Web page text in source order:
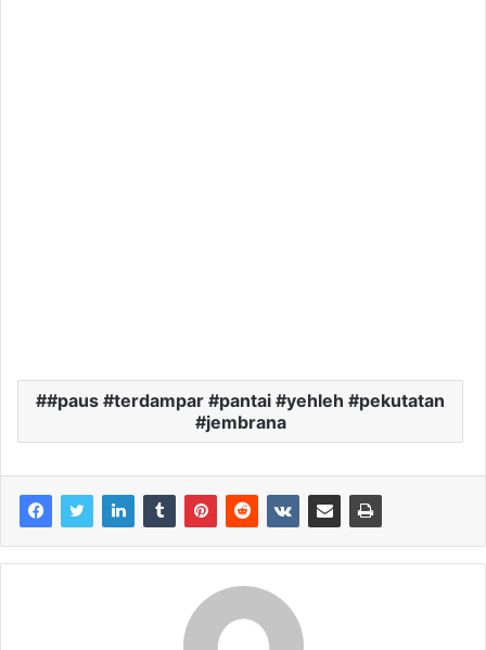
#paus #terdampar #pantai #yehleh #pekutatan
#jembrana